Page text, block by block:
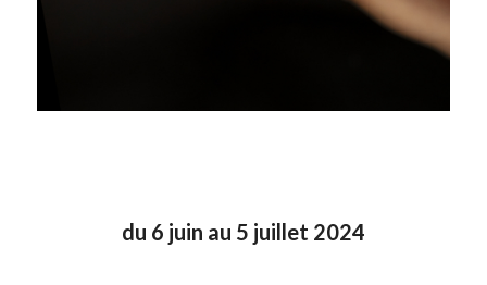
du 6 juin au 5 juillet 2024